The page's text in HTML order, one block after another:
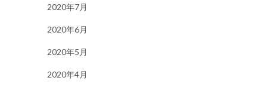
2020年7月
2020年6月
2020年5月
2020年4月